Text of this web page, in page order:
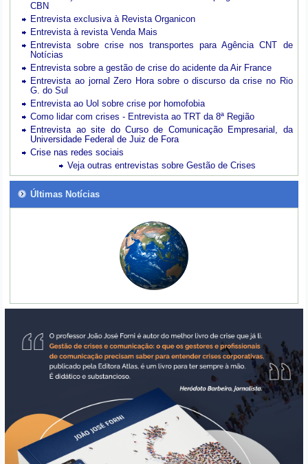
CBN
Entrevista exclusiva à Revista Organicon
Entrevista à revista Venda Mais
Entrevista sobre crise nos transportes para Agência CNT de
Notícias
Entrevista sobre a gestão de crise do acidente da Air France
Entrevista ao jornal Zero Hora sobre o discurso da crise no Rio
G. do Sul
Entrevista ao Uol sobre crise por homofobia
Como lidar com crises - Entrevista ao TRT da 8ª Região
Entrevista ao site do Curso de Comunicação Empresarial, da
Universidade Federal de Juiz de Fora
Crise nas redes sociais
Veja outras entrevistas sobre Gestão de Crises
Últimas Notícias